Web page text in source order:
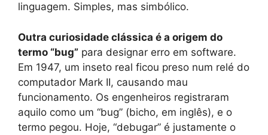
linguagem. Simples, mas simbólico.
Outra curiosidade clássica é a origem do
termo “bug” para designar erro em software.
Em 1947, um inseto real ficou preso num relé do
computador Mark II, causando mau
funcionamento. Os engenheiros registraram
aquilo como um “bug” (bicho, em inglês), e o
termo pegou. Hoje, “debugar” é justamente o